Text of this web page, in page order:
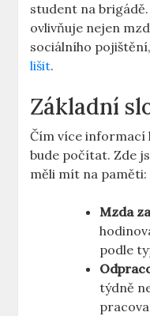
student na
ovlivňuje nejen
sociálního
lišit.
Základní
Čím více informací
bude počítat. Zde
měli mít na paměti:
Mzda
podle
týdně